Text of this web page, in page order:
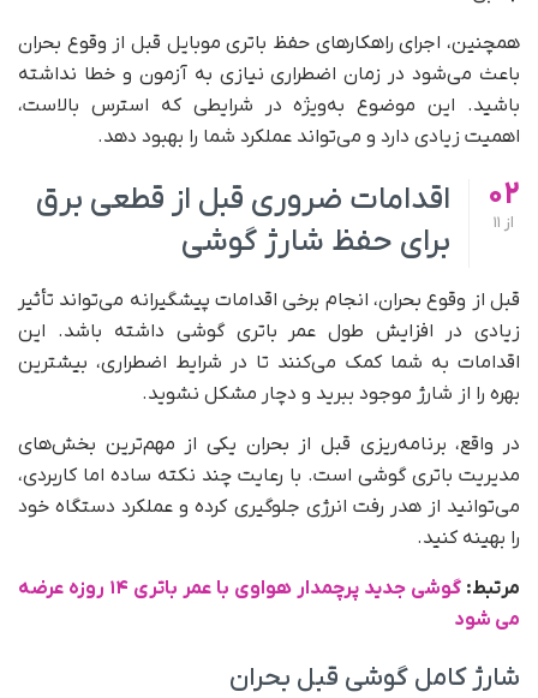
همچنین، اجرای راهکارهای حفظ باتری موبایل قبل از وقوع بحران
باعث می‌شود در زمان اضطراری نیازی به آزمون و خطا نداشته
باشید. این موضوع به‌ویژه در شرایطی که استرس بالاست،
اهمیت زیادی دارد و می‌تواند عملکرد شما را بهبود دهد.
02
از
اقدامات ضروری قبل از قطعی برق
برای حفظ شارژ گوشی
قبل از وقوع بحران، انجام برخی اقدامات پیشگیرانه می‌تواند تأثیر
زیادی در افزایش طول عمر باتری گوشی داشته باشد. این
اقدامات به شما کمک می‌کنند تا در شرایط اضطراری، بیشترین
بهره را از شارژ موجود ببرید و دچار مشکل نشوید.
در واقع، برنامه‌ریزی قبل از بحران یکی از مهم‌ترین بخش‌های
مدیریت باتری گوشی است. با رعایت چند نکته ساده اما کاربردی،
می‌توانید از هدر رفت انرژی جلوگیری کرده و عملکرد دستگاه خود
را بهینه کنید.
مرتبط:
گوشی جدید پرچمدار هواوی با عمر باتری ۱۴ روزه عرضه
می شود
شارژ کامل گوشی قبل بحران